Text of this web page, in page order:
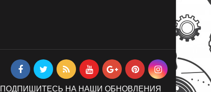
ПОДПИШИТЕСЬ НА НАШИ ОБНОВЛЕНИЯ